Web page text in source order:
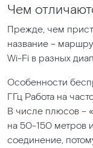
Чем
Прежде, чем
название –
Wi-Fi в разных
Особенности
ГГц Работа на
В числе плюсов –
на 50-150 метров
соединение,